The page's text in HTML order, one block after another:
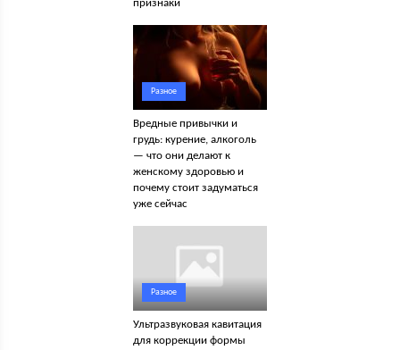
признаки
Разное
Вредные привычки и
грудь: курение, алкоголь
— что они делают к
женскому здоровью и
почему стоит задуматься
уже сейчас
Разное
Ультразвуковая кавитация
для коррекции формы